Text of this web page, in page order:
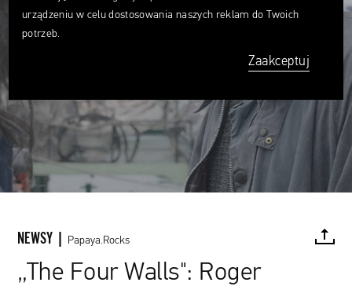
NEWSY | Papaya.Rocks
„The Four Walls": Roger
urządzeniu w celu dostosowania naszych reklam do Twoich
potrzeb.
Zaakceptuj